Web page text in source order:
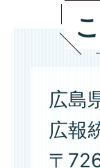
広島
広報
〒